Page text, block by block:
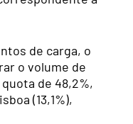
de carga, o
o volume de
de 48,2%,
(13,1%),